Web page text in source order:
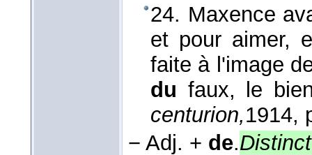
24. Maxence
et pour aimer,
faite à l'image
du faux, le
centurion,1914,
− Adj. + de.